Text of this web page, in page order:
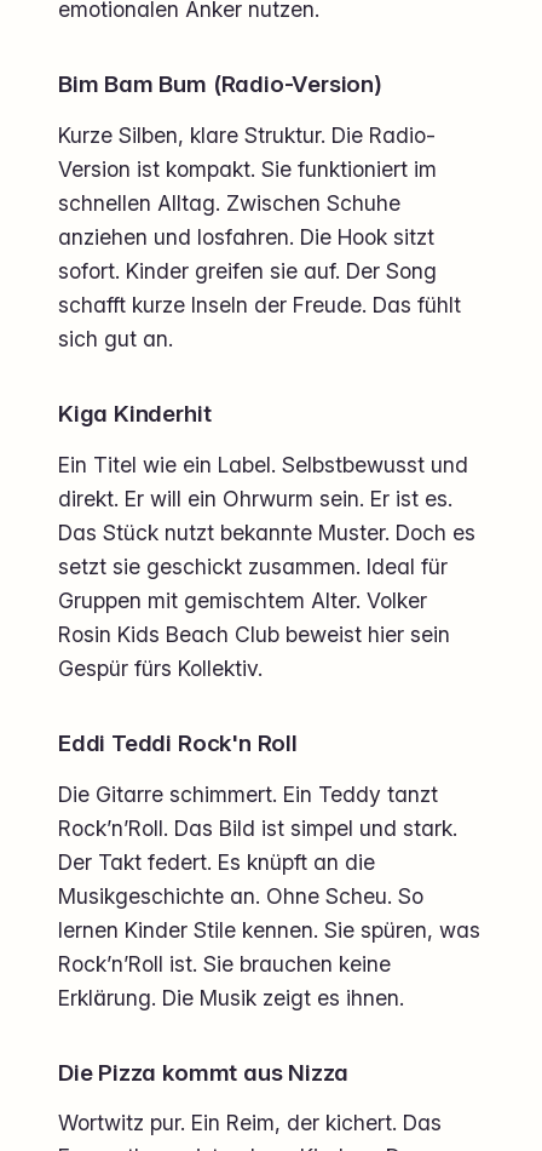
emotionalen Anker nutzen.
Bim Bam Bum (Radio-Version)
Kurze Silben, klare Struktur. Die Radio-
Version ist kompakt. Sie funktioniert im
schnellen Alltag. Zwischen Schuhe
anziehen und losfahren. Die Hook sitzt
sofort. Kinder greifen sie auf. Der Song
schafft kurze Inseln der Freude. Das fühlt
sich gut an.
Kiga Kinderhit
Ein Titel wie ein Label. Selbstbewusst und
direkt. Er will ein Ohrwurm sein. Er ist es.
Das Stück nutzt bekannte Muster. Doch es
setzt sie geschickt zusammen. Ideal für
Gruppen mit gemischtem Alter. Volker
Rosin Kids Beach Club beweist hier sein
Gespür fürs Kollektiv.
Eddi Teddi Rock'n Roll
Die Gitarre schimmert. Ein Teddy tanzt
Rock’n’Roll. Das Bild ist simpel und stark.
Der Takt federt. Es knüpft an die
Musikgeschichte an. Ohne Scheu. So
lernen Kinder Stile kennen. Sie spüren, was
Rock’n’Roll ist. Sie brauchen keine
Erklärung. Die Musik zeigt es ihnen.
Die Pizza kommt aus Nizza
Wortwitz pur. Ein Reim, der kichert. Das